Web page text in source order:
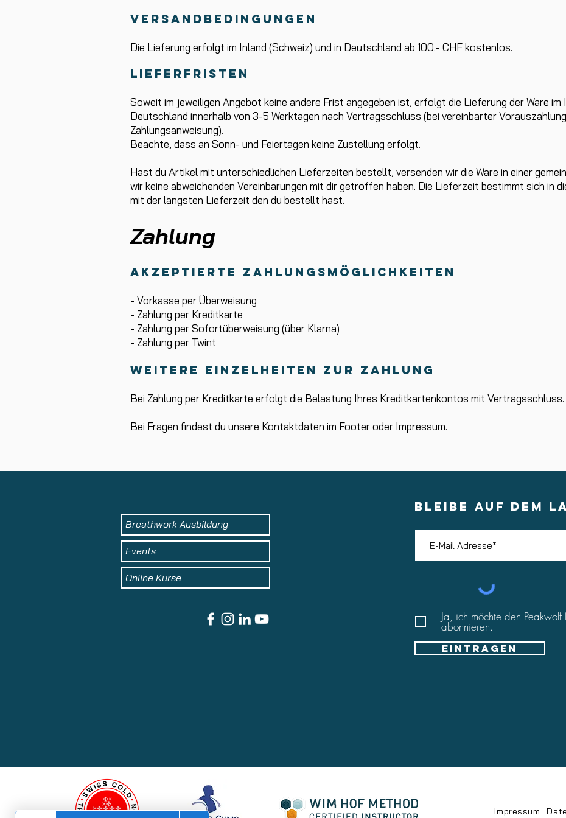
Versandb edi ngungen
Die Lieferung erfolgt im Inland (Schweiz) und in Deutschland ab 100.- CHF kostenlos.
Lieferfristen
Soweit im jeweiligen Angebot keine andere Frist angegeben ist, erfolgt die Lieferung der Ware im
Deutschland innerhalb von 3-5 Werktagen nach Vertragsschluss (bei vereinbarter
Zahlungsanweisung).
Beachte, dass an Sonn- und Feiertagen keine Zustellung erfolgt.
Hast du Artikel mit unterschiedlichen Lieferzeiten bestellt, versenden wir die Ware in einer
wir keine abweichenden Vereinbarungen mit dir getroffen haben. Die Lieferzeit bestimmt sich in
mit der längsten Lieferzeit den du bestellt hast.
Zahlung
Akzeptierte Zahlungsmöglichkeiten
- Vorkasse per Überweisung
- Zahlung per Kreditkarte
- Zahlung per Sofortüberweisung (über Klarna)
- Zahlung per Twint
Weitere Einzelheiten zur Zahlung
Bei Zahlung per Kreditkarte erfolgt die Belastung Ihres Kreditkartenkontos mit Vertragsschluss.
Bei Fragen findest du unsere Kontaktdaten im Footer oder Impressum.
Breathwork Ausbildung
Events
Online Kurse
BLEIBE AUF DEM
Ja, ich möchte den
abonnieren.
Eintragen
Impressum